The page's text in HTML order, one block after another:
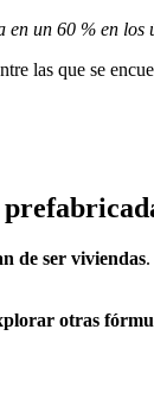
en un 60 % en los
las que se
de ser viviendas
otras